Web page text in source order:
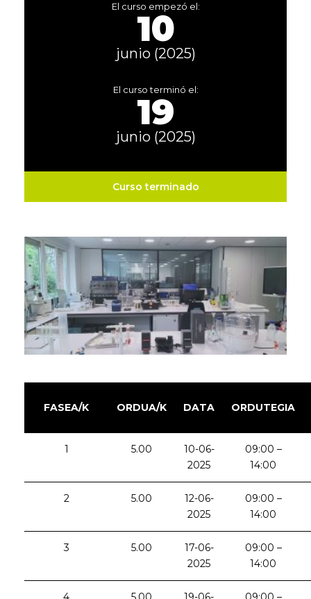
El curso empezó el:
10
junio (2025)
El curso terminó el:
19
junio (2025)
Curso terminado
FASEA/K ORDUA/K DATA ORDUTEGIA
1 5.00
10-06-
2025
09:00 –
14:00
2 5.00
12-06-
2025
09:00 –
14:00
3 5.00
17-06-
2025
09:00 –
14:00